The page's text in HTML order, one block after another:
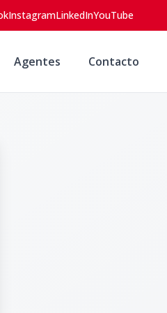
InstagramLinkedInYouTube
Agentes Contacto